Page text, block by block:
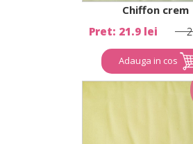
Chiffon crem
Pret: 21.9 lei
Adauga in cos